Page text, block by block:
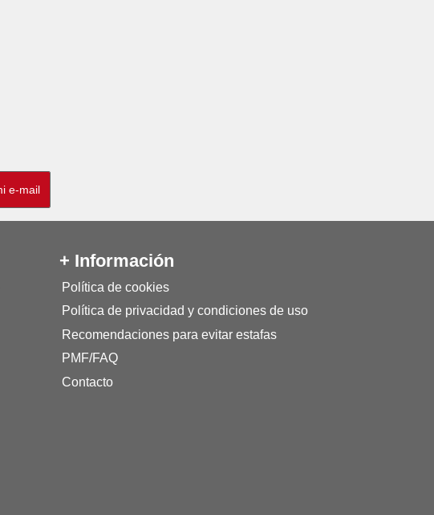
+ Información
Política de cookies
Política de privacidad y condiciones de uso
Recomendaciones para evitar estafas
PMF/FAQ
Contacto